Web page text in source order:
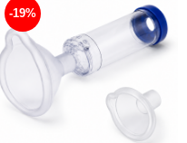
-19%